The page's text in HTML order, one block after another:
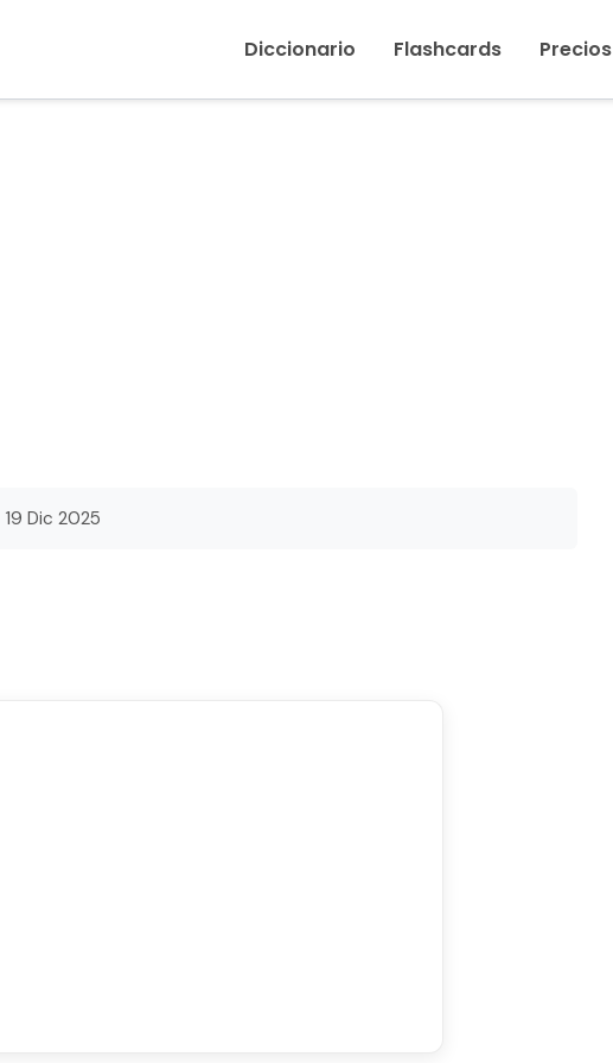
Diccionario Flashcards Precios
19 Dic 2025